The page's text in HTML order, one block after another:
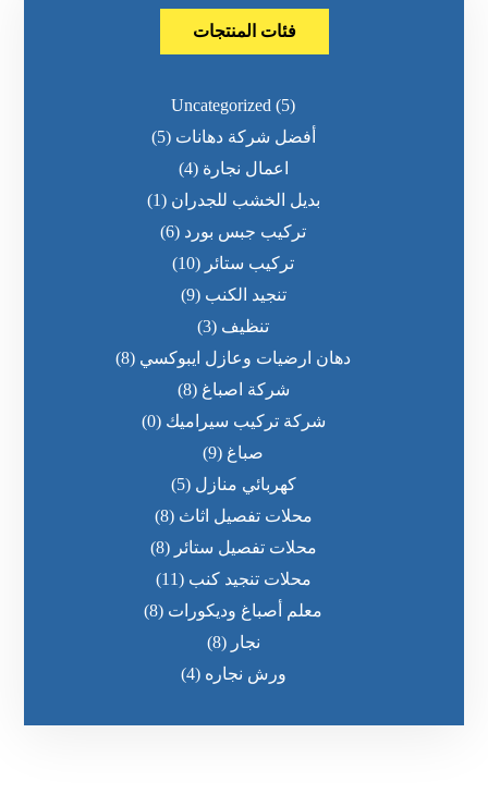
فئات المنتجات
Uncategorized (5)
أفضل شركة دهانات (5)
اعمال نجارة (4)
بديل الخشب للجدران (1)
تركيب جبس بورد (6)
تركيب ستائر (10)
تنجيد الكنب (9)
تنظيف (3)
دهان ارضيات وعازل ايبوكسي (8)
شركة اصباغ (8)
شركة تركيب سيراميك (0)
صباغ (9)
كهربائي منازل (5)
محلات تفصيل اثاث (8)
محلات تفصيل ستائر (8)
محلات تنجيد كنب (11)
معلم أصباغ وديكورات (8)
نجار (8)
ورش نجاره (4)